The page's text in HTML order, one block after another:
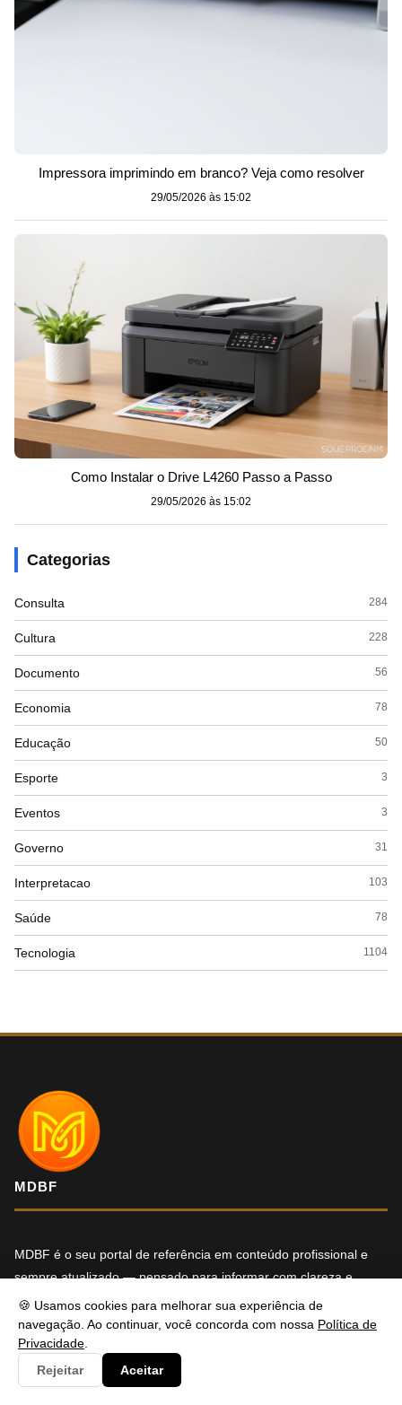
🍪 Usamos cookies para melhorar sua experiência de
navegação. Ao continuar, você concorda com nossa Política de
Privacidade
Rejeitar
Aceitar
Impressora imprimindo em branco? Veja como resolver
29/05/2026 às 15:02
Como Instalar o Drive L4260 Passo a Passo
29/05/2026 às 15:02
Categorias
Consulta 284
Cultura 228
Documento 56
Economia 78
Educação 50
Esporte 3
Eventos 3
Governo 31
Interpretacao 103
Saúde 78
Tecnologia 1104
MDBF
MDBF é o seu portal de referência em conteúdo profissional e
sempre atualizado — pensado para informar com clareza e
oferecer soluções reais para os seus desafios. Tem alguma
dúvida ou precisa de ajuda? Entre em contato, será um prazer
atendê-lo.
f X in YT